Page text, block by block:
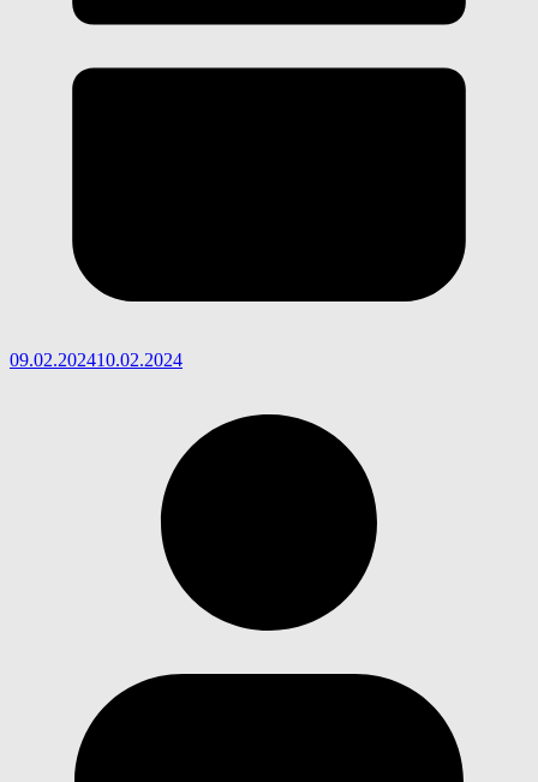
09.02.202410.02.2024